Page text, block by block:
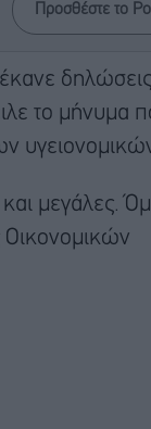
Προσθέστε το
έκανε
το μήνυμα
μεγάλες.